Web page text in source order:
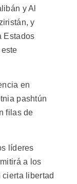
y Al
y
Estados
en
pashtún
filas de
líderes
a los
libertad